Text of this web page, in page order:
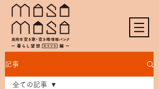
記事
全ての記事